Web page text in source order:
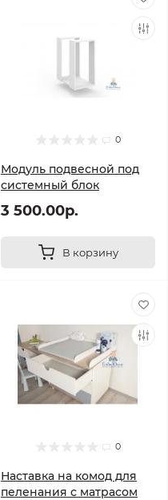
0
Модуль подвесной под
системный блок
3 500.00р.
В корзину
0
Наставка на комод для
пеленания с матрасом